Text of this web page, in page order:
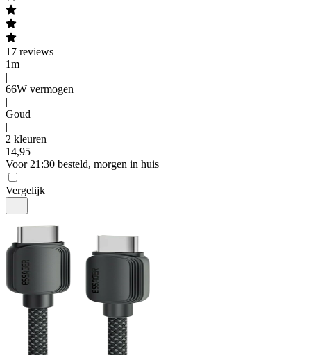
17 reviews
1m
|
66W vermogen
|
Goud
|
2 kleuren
14,95
Voor 21:30 besteld, morgen in huis
Vergelijk